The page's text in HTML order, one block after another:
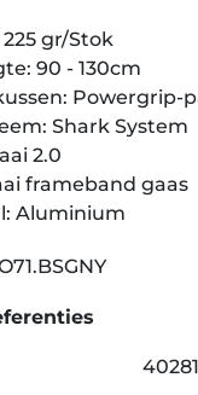
gr/Stok
90 - 130cm
Powergrip-
Shark System
2.0
frameband gaas
Aluminium